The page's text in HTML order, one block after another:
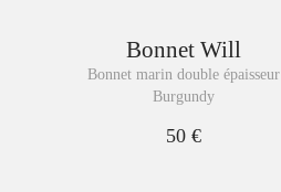
Bonnet Will
Bonnet marin double épaisseur
Burgundy
50 €